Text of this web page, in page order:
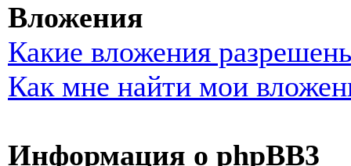
Вложения
Какие вложения
Как мне найти мои
Информация о phpBB3